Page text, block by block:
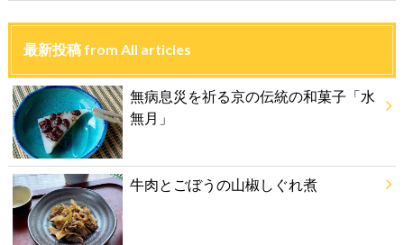
最新投稿 from All articles
無病息災を祈る京の伝統の和菓子「水
無月」
牛肉とごぼうの山椒しぐれ煮